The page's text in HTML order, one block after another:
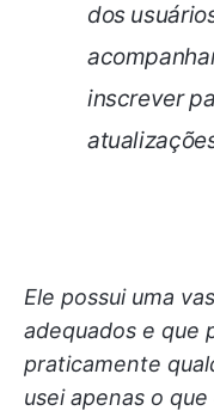
dos
inscrever
Ele possui uma
adequados e que
praticamente
usei apenas o